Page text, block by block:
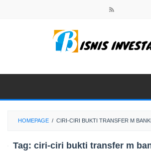
HOMEPAGE / CIRI-CIRI BUKTI TRANSFER M
Tag: ciri-ciri bukti transfer m